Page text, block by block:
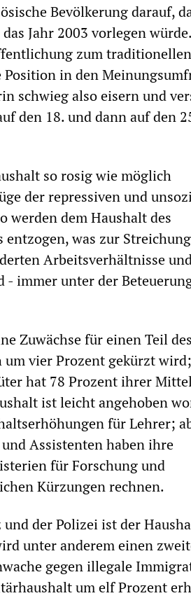
Bevölkerung darauf,
Jahr 2003 vorlegen
zum traditionellen
in den
schwieg also eisern und
den 18. und dann auf den
so rosig wie möglich
der repressiven und
werden dem Haushalt des
was zur
Arbeitsverhältnisse
immer unter der
Zuwächse für einen Teil des
um vier Prozent gekürzt
hat 78 Prozent ihrer
ist leicht angehoben
für Lehrer;
Assistenten haben ihre
für Forschung und
Kürzungen rechnen.
der Polizei ist der
unter anderem einen
gegen illegale
um elf Prozent